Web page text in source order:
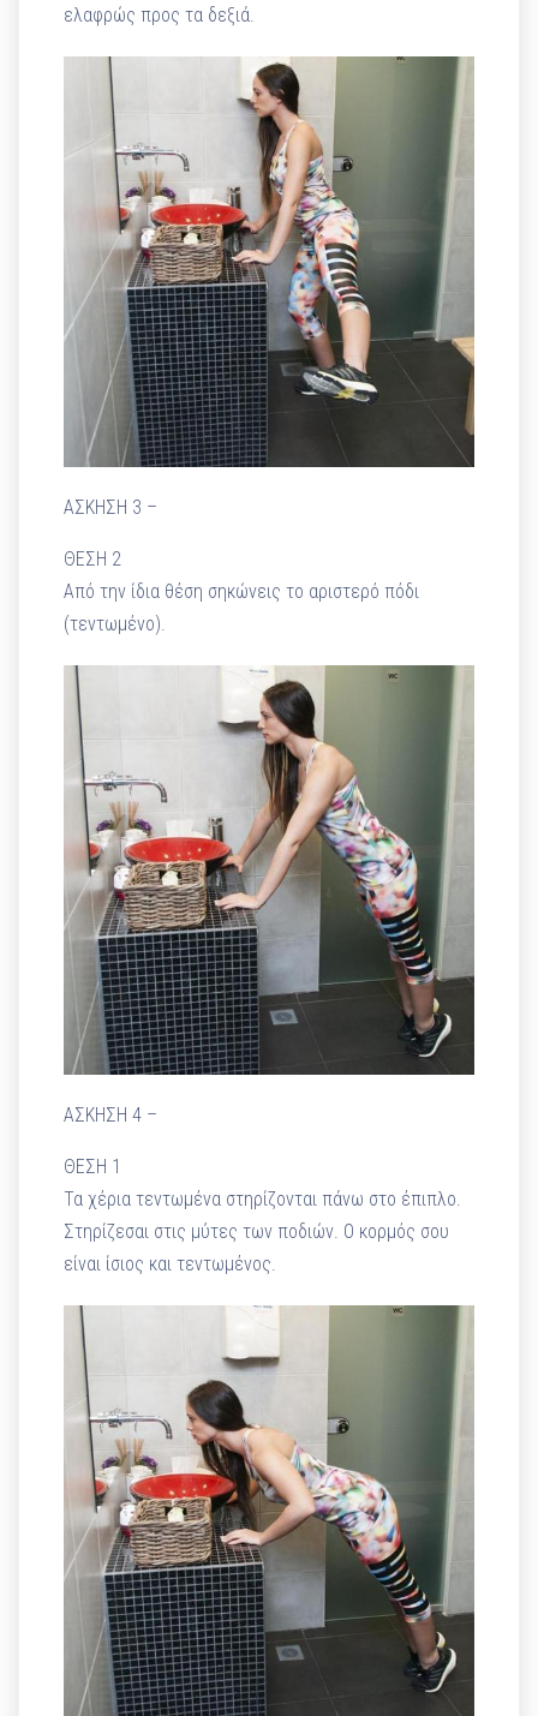
ελαφρώς προς τα δεξιά.
ΑΣΚΗΣΗ 3 –
ΘΕΣΗ 2
Από την ίδια θέση σηκώνεις το αριστερό πόδι
(τεντωμένο).
ΑΣΚΗΣΗ 4 –
ΘΕΣΗ 1
Τα χέρια τεντωμένα στηρίζονται πάνω στο έπιπλο.
Στηρίζεσαι στις μύτες των ποδιών. Ο κορμός σου
είναι ίσιος και τεντωμένος.